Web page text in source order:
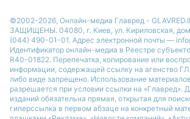
©2002-2026, Онлайн-медиа Главред -
ЗАЩИЩЕНЫ. 04080, г. Киев, ул. Кириловская,
(044) 490-01-01. Адрес электронной почты —
Идентификатор онлайн-медиа в Реестре
R40-01822. Перепечатка, копирование или
информации, содержащей ссылку на агенство
либо виде запрещено. Использование
разрешается при условии ссылки на «Главред».
изданий обязательна прямая, открытая для
гиперссылка в первом абзаце на конкретный